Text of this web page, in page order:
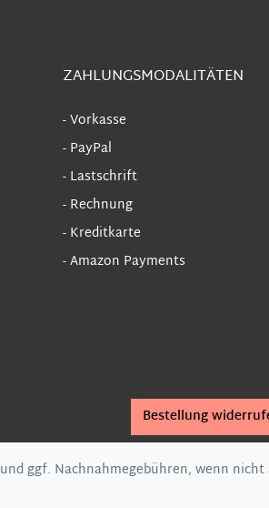
ZAHLUNGSMODALITÄTEN
- Vorkasse
- PayPal
- Lastschrift
- Rechnung
- Kreditkarte
- Amazon Payments
Bestellung
und ggf. Nachnahmegebühren, wenn nicht